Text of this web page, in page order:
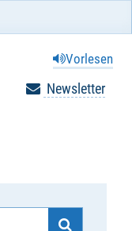
Vorlesen
Newsletter